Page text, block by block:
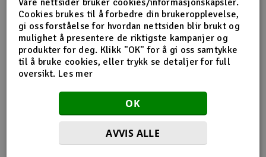
nybegynnerutstyr og avanserte løsninger hos samme
leverandør. Da internett for alvor endret
handelsmønstrene på 2000-tallet, satset Norwegian
Modellers tidlig på netthandel. Nettbutikken modellers.no
gjorde det mulig for kunder fra hele landet å handle
spesialprodukter som tidligere ofte bare var tilgjengelige i
større byer. Samtidig fortsatte selskapet å drive fysisk
Cookies brukes til å forbedre din brukeropplevelse,
gi oss forståelse for hvordan nettsiden blir brukt og
mulighet å presentere de riktigste kampanjer og
produkter for deg. Klikk "OK" for å gi oss samtykke
til å bruke cookies, eller trykk se detaljer for full
oversikt. Les mer
OK
AVVIS ALLE